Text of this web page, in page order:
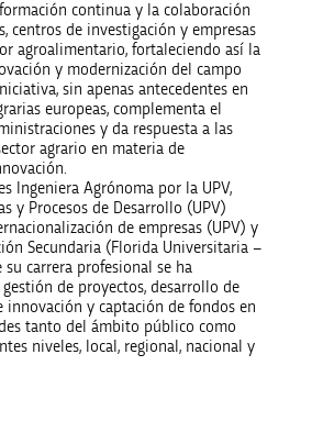
continua y la colaboración
centros de investigación y empresas
agroalimentario, fortaleciendo así la
y modernización del campo
sin apenas antecedentes en
europeas, complementa el
y da respuesta a las
agrario en materia de
Ingeniera Agrónoma por la UPV,
y Procesos de Desarrollo (UPV)
de empresas (UPV) y
Secundaria (Florida Universitaria –
su carrera profesional se ha
de proyectos, desarrollo de
innovación y captación de fondos en
tanto del ámbito público como
niveles, local, regional, nacional y